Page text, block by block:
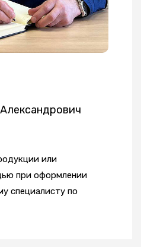
или
при оформлении
специалисту по